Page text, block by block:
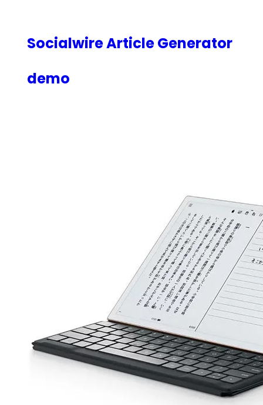
Socialwire Article Generator
demo